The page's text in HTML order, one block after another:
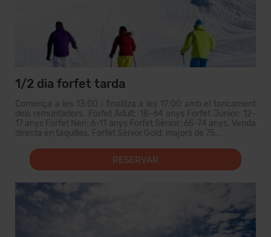
1/2 dia forfet tarda
Comença a les 13:00 i finalitza a les 17:00 amb el tancament
dels remuntadors. Forfet Adult: 18-64 anys Forfet Júnior: 12-
17 anys Forfet Nen: 6-11 anys Forfet Sènior: 65-74 anys. Venda
directa en taquilles. Forfet Sènior Gold: majors de 75...
RESERVAR